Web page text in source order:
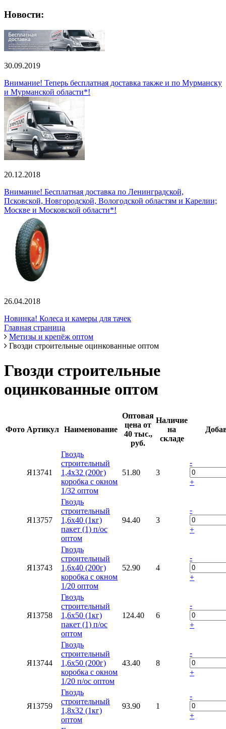
Новости:
30.09.2019
Внимание! Теперь бесплатная доставка также и по Мурманску
и Мурманской области*!
20.12.2018
Внимание! Бесплатная доставка по Ленинградской,
Псковской, Новгородской, Вологодской областям и Карелии;
Москве и Московской области*!
26.04.2018
Новинка! Колеса и камеры для тачек
Главная страница
Метизы и крепёж оптом
Гвозди строительные оцинкованные оптом
Гвозди строительные
оцинкованные оптом
Фото Артикул Наименование
Оптовая
цена от
40 тыс.,
руб.
Наличие
на
складе
Я13741
Гвоздь
строительный
1,4х32 (200г)
коробка с окном
1/32 оптом
51.80 3
-
+
Я13757
Гвоздь
строительный
1,6х40 (1кг)
пакет (1) п/ос
оптом
94.40 3
-
+
Я13743
Гвоздь
строительный
1,6х40 (200г)
коробка с окном
1/20 оптом
52.90 4
-
+
Я13758
Гвоздь
строительный
1,6х50 (1кг)
пакет (1) п/ос
оптом
124.40 6
-
+
Я13744
Гвоздь
строительный
1,6х50 (200г)
коробка с окном
1/20 п/ос оптом
43.40 8
-
+
Я13759
Гвоздь
строительный
1,8х32 (1кг)
оптом
93.90 1
-
+